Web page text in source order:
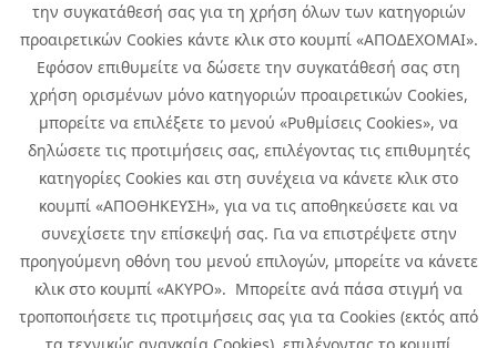
την συγκατάθεσή σας για τη χρήση όλων των κατηγοριών
προαιρετικών Cookies κάντε κλικ στο κουμπί «ΑΠΟΔΕΧΟΜΑΙ».
Εφόσον επιθυμείτε να δώσετε την συγκατάθεσή σας στη
χρήση ορισμένων μόνο κατηγοριών προαιρετικών Cookies,
μπορείτε να επιλέξετε το μενού «Ρυθμίσεις Cookies», να
δηλώσετε τις προτιμήσεις σας, επιλέγοντας τις επιθυμητές
κατηγορίες Cookies και στη συνέχεια να κάνετε κλικ στο
κουμπί «ΑΠΟΘΗΚΕΥΣΗ», για να τις αποθηκεύσετε και να
συνεχίσετε την επίσκεψή σας. Για να επιστρέψετε στην
προηγούμενη οθόνη του μενού επιλογών, μπορείτε να κάνετε
κλικ στο κουμπί «ΑΚΥΡΟ». Μπορείτε ανά πάσα στιγμή να
τροποποιήσετε τις προτιμήσεις σας για τα Cookies (εκτός από
Copyright © 2026 Infoquest.gr Με επιφύλαξη κάθε νόμιμου δικαιώματος.
Πολιτική Cookies Προτιμήσεις Cookies | Όροι Χρήσης